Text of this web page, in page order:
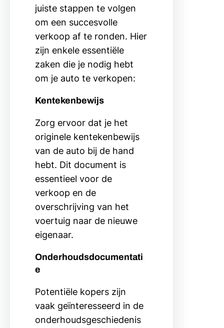
juiste stappen te volgen
om een succesvolle
verkoop af te ronden. Hier
zijn enkele essentiële
zaken die je nodig hebt
om je auto te verkopen:
Kentekenbewijs
Zorg ervoor dat je het
originele kentekenbewijs
van de auto bij de hand
hebt. Dit document is
essentieel voor de
verkoop en de
overschrijving van het
voertuig naar de nieuwe
eigenaar.
Onderhoudsdocumentati
e
Potentiële kopers zijn
vaak geïnteresseerd in de
onderhoudsgeschiedenis